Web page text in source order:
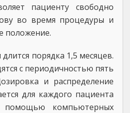
пациенту свободно
во время процедуры и
положение.
порядка 1,5 месяцев.
с периодичностью пять
и распределение
для каждого пациента
помощью компьютерных